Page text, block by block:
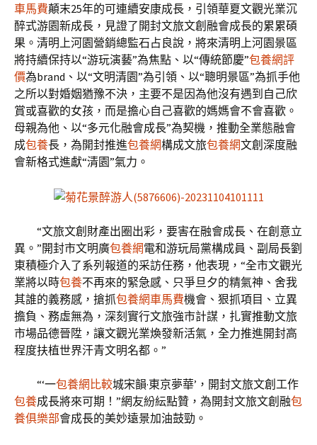
車馬費顛末25年的可連續安康成長，引領華夏文觀光業沉
醉式游園新成長，見證了開封文旅文創融會成長的累累碩
果。清明上河園營銷總監石占良說，將來清明上河園景區
將持續保持以“游玩演藝”為焦點、以“傳統節慶”包養網評
價為brand、以“文明清園”為引領、以“聰明景區”為抓手他
之所以對婚姻猶豫不決，主要不是因為他沒有遇到自己欣
賞或喜歡的女孩，而是擔心自己喜歡的媽媽會不會喜歡。
母親為他、以“多元化融會成長”為契機，推動全業態融會
成包養長，為開封推進包養網構成文旅包養網文創深度融
會新格式進獻“清園”氣力。
“文旅文創財產出圈出彩，要害在融會成長、在創意立
異。”開封市文明廣包養網電和游玩局黨構成員、副局長劉
東積極介入了系列報道的采訪任務，他表現，“全市文觀光
業將以時包養不再來的緊急感、只爭旦夕的精氣神、舍我
其誰的義務感，搶抓包養網車馬費機會、狠抓項目、立異
擔負、務虛無為，深刻實行文旅強市計謀，扎實推動文旅
市場品德晉陞，讓文觀光業煥發新活氣，全力推進開封高
程度扶植世界汗青文明名都。”
“‘一包養網比較城宋韻·東京夢華’，開封文旅文創工作
包養成長將來可期！”網友紛紜點贊，為開封文旅文創融包
養俱樂部會成長的美妙遠景加油鼓勁。